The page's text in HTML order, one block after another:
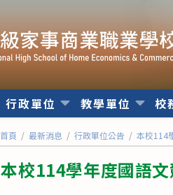
行政單位 教學單位 校
首頁 / 最新消息 / 行政單位公告 / 本校114
本校114學年度國語